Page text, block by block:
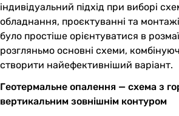
індивідуальний підхід при виборі
обладнання, проєктуванні та
було простіше орієнтуватися в
розгляньмо основні схеми,
створити найефективніший варіант.
Геотермальне опалення — схема з
вертикальним зовнішнім контуром